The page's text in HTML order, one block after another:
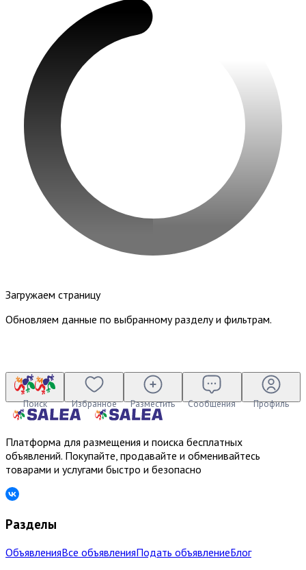
Загружаем страницу
Обновляем данные по выбранному разделу и фильтрам.
Поиск Избранное Разместить Сообщения Профиль
Платформа для размещения и поиска бесплатных
объявлений. Покупайте, продавайте и обменивайтесь
товарами и услугами быстро и безопасно
Разделы
ОбъявленияВсе объявленияПодать объявлениеБлог